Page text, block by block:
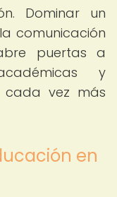
Dominar un
comunicación
puertas a
y
cada vez más
en